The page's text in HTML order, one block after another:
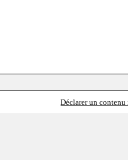
Déclarer un